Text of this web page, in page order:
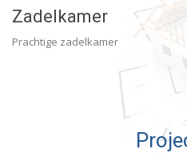
Zadelkamer
Prachtige zadelkamer